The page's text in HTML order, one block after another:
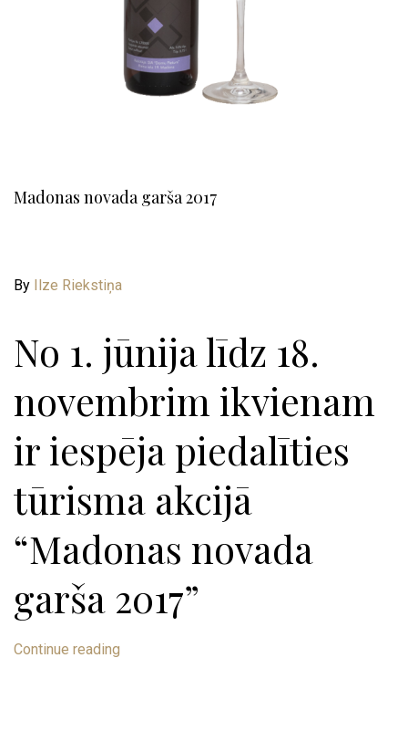
Madonas novada garša 2017
By Ilze Riekstiņa
No 1. jūnija līdz 18.
novembrim ikvienam
ir iespēja piedalīties
tūrisma akcijā
“Madonas novada
garša 2017”
Continue reading